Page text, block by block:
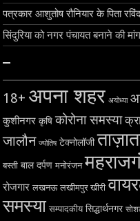
पत्रकार आशुतोष रौनियार के पिता
सिंदुरिया को नगर पंचायत बनाने की
–
18+ अपना शहर अयोध्या
कुशीनगर कृषि कोरोना समस्या
जालौन ज्योतिष टेक्नोलॉजी
बस्ती बाल दर्पण मनोरंजन
रोजगार लखनऊ लखीमपुर खीरी
समस्या सम्पादकीय सिद्धार्थनगर